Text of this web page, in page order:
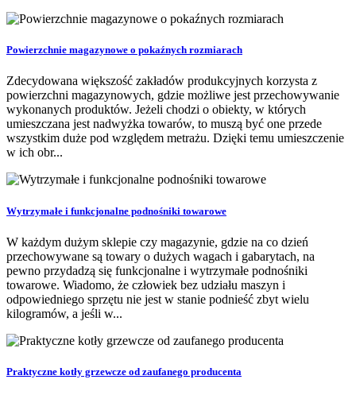
Powierzchnie magazynowe o pokaźnych rozmiarach
Zdecydowana większość zakładów produkcyjnych korzysta z
powierzchni magazynowych, gdzie możliwe jest przechowywanie
wykonanych produktów. Jeżeli chodzi o obiekty, w których
umieszczana jest nadwyżka towarów, to muszą być one przede
wszystkim duże pod względem metrażu. Dzięki temu umieszczenie
w ich obr...
Wytrzymałe i funkcjonalne podnośniki towarowe
W każdym dużym sklepie czy magazynie, gdzie na co dzień
przechowywane są towary o dużych wagach i gabarytach, na
pewno przydadzą się funkcjonalne i wytrzymałe podnośniki
towarowe. Wiadomo, że człowiek bez udziału maszyn i
odpowiedniego sprzętu nie jest w stanie podnieść zbyt wielu
kilogramów, a jeśli w...
Praktyczne kotły grzewcze od zaufanego producenta